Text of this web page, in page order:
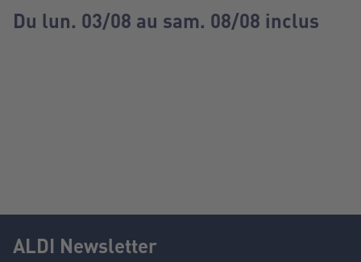
Du lun. 03/08 au sam. 08/08 inclus
ALDI Newsletter